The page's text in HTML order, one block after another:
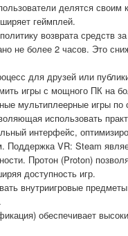
делятся
геймплей.
возврата средств
не более 2 часов. Это
для друзей или
игры с мощного ПК на
мультиплеерные игры
использовать
интерфейс,
Поддержка VR: Steam
Протон (Proton)
доступность игр.
внутриигровые
обеспечивает